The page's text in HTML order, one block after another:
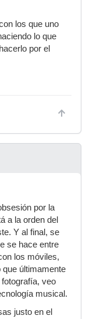
los que uno
lo que
por el
por la
a la orden del
Y al final, se
se hace entre
los móviles,
que últimamente
veo
musical.
justo en el